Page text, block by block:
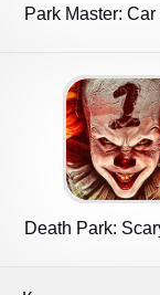
Park Master:
Death Park: